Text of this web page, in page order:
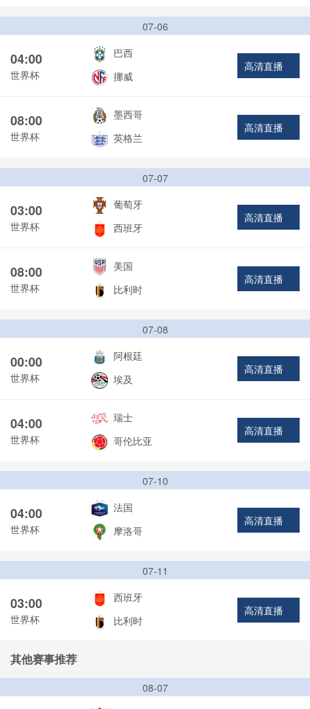
07-06
04:00
世界杯
巴西
挪威
高清直播
08:00
世界杯
墨西哥
英格兰
高清直播
07-07
03:00
世界杯
葡萄牙
西班牙
高清直播
08:00
世界杯
美国
比利时
高清直播
07-08
00:00
世界杯
阿根廷
埃及
高清直播
04:00
世界杯
瑞士
哥伦比亚
高清直播
07-10
04:00
世界杯
法国
摩洛哥
高清直播
07-11
03:00
世界杯
西班牙
比利时
高清直播
其他赛事推荐
08-07